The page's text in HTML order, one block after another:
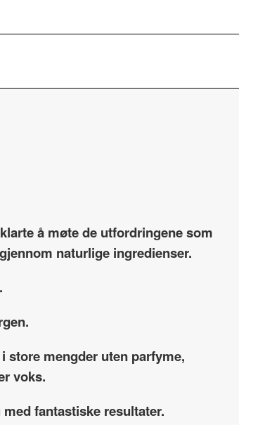
å møte de utfordringene som
naturlige ingredienser.
store mengder uten parfyme,
voks.
fantastiske resultater.